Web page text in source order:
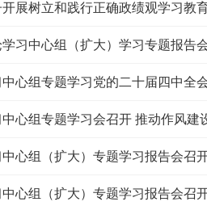
展树立和践行正确政绩观学习教
习中心组（扩大）学习专题报告
心组专题学习党的二十届四中全
心组专题学习会召开 推动作风建
心组（扩大）专题学习报告会召
心组（扩大）专题学习报告会召